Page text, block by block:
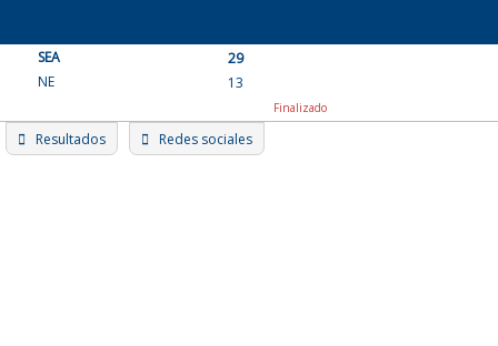
content
SEA
29
NE
13
Finalizado
Resultados Redes sociales